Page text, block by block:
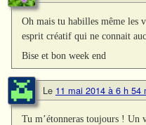
Oh mais tu habilles même les
esprit créatif qui ne connait
Bise et bon week end
Le 11 mai 2014 à 6 h 54
Tu m’étonneras toujours ! Un